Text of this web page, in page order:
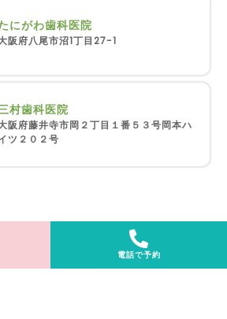
にがわ歯科医院
阪府八尾市沼1丁目27-1
村歯科医院
阪府藤井寺市岡２丁目１番５３号岡本ハ
ツ２０２号
電話で予約